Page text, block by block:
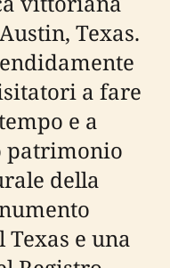
Texas.
a fare
e a
patrimonio
della
e una